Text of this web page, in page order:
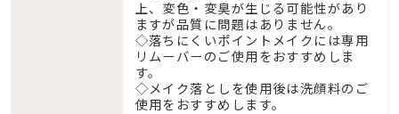
上、変色・変臭が生じる可能性があり
ますが品質に問題はありません。
◇落ちにくいポイントメイクには専用
リムーバーのご使用をおすすめしま
す。
◇メイク落としを使用後は洗顔料のご
使用をおすすめします。